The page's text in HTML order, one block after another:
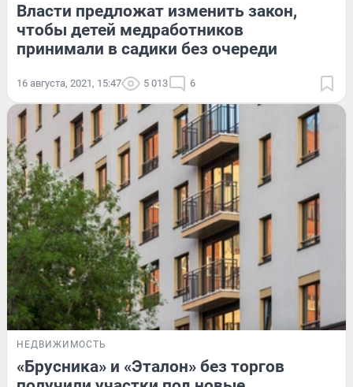
Власти предложат изменить закон,
чтобы детей медработников
принимали в садики без очереди
16 августа, 2021, 15:47 5 013 6
НЕДВИЖИМОСТЬ
«Брусника» и «Эталон» без торгов